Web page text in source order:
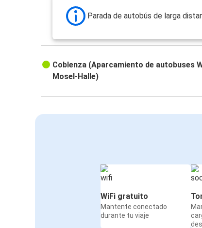
Parada de autobús de larga
Coblenza (Aparcamiento de autobuses
Mosel-Halle)
WiFi gratuito
Mantente conectado
durante tu viaje